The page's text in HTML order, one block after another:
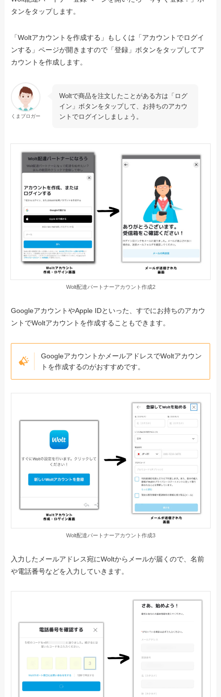
タンをタップします。
「Woltアカウントを作成する」もしくは「アカウントでログイ
ンする」ページが開きますので「登録」ボタンをタップしてア
カウントを作成します。
くまブロガー
Woltで商品を注文したことがある方は「ログ
イン」ボタンをタップして、お持ちのアカウ
ントでログインしましょう。
Wolt配達パートナーアカウント作成2
GoogleアカウントやApple IDといった、すでにお持ちのアカウ
ントでWoltアカウントを作成することもできます。
GoogleアカウントかメールアドレスでWoltアカウン
トを作成するのがおすすめです。
Wolt配達パートナーアカウント作成3
入力したメールアドレス宛にWoltからメールが届くので、名前
や電話番号などを入力していきます。